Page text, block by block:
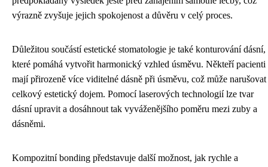
výrazně zvyšuje jejich spokojenost a důvěru v celý proces.
Důležitou součástí estetické stomatologie je také konturování dásní,
které pomáhá vytvořit harmonický vzhled úsměvu. Někteří pacienti
mají přirozeně více viditelné dásně při úsměvu, což může narušovat
celkový estetický dojem. Pomocí laserových technologií lze tvar
dásní upravit a dosáhnout tak vyváženějšího poměru mezi zuby a
dásněmi.
Kompozitní bonding představuje další možnost, jak rychle a